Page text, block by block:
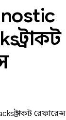
স্ট্রাকট
স্ট্রাকট রেফারেন্স